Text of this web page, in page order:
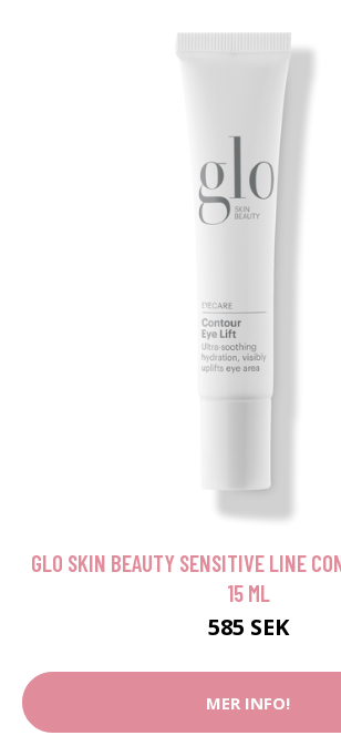
GLO SKIN BEAUTY SENSITIVE LINE
15 ML
585 SEK
MER INFO!